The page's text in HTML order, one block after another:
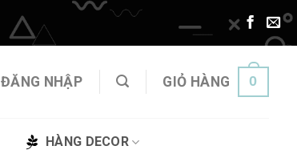
ĐĂNG NHẬP GIỎ HÀNG 0
HÀNG DECOR